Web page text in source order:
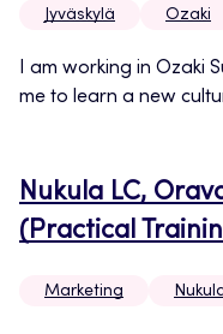
Jyväskylä Ozaki
I am working in Ozaki
me to learn a new
Nukula LC,
(Practical
Marketing